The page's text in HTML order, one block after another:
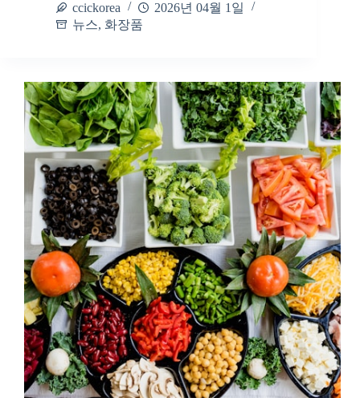
ccickorea
2026년 04월 1일
뉴스, 화장품